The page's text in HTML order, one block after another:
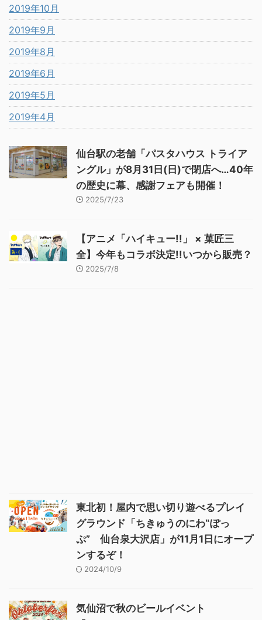
2019年10月
2019年9月
2019年8月
2019年6月
2019年5月
2019年4月
仙台駅の老舗「パスタハウス トライア
ングル」が8月31日(日)で閉店へ…40年
の歴史に幕、感謝フェアも開催！
2025/7/23
【アニメ「ハイキュー!!」 × 菓匠三
全】今年もコラボ決定!!いつから販売？
2025/7/8
東北初！屋内で思い切り遊べるプレイ
グラウンド「ちきゅうのにわ‟ぽっ
ぷ” 仙台泉大沢店」が11月1日にオープ
ンするぞ！
2024/10/9
気仙沼で秋のビールイベント